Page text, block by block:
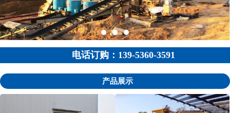
电话订购：139-5360-3591
产品展示